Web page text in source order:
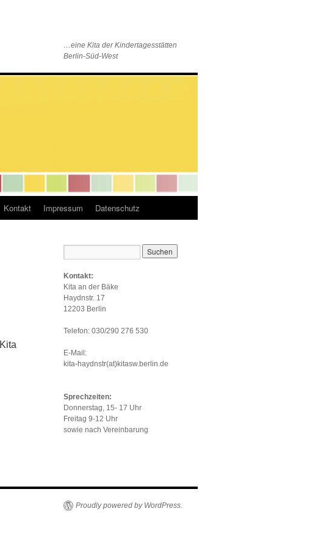
…eine Kita der Kindertagesstätten
Berlin-Süd-West
Kontakt Impressum Datenschutz
Kontakt:
Kita an der Bäke
Haydnstr. 17
12203 Berlin
Telefon: 030/290 276 530
E-Mail:
kita-haydnstr(at)kitasw.berlin.de
Sprechzeiten:
Donnerstag, 15- 17 Uhr
Freitag 9-12 Uhr
sowie nach Vereinbarung
Proudly powered by WordPress.